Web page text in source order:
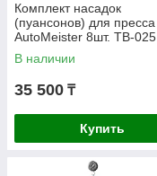
Комплект насадок
(пуансонов) для пресса
AutoMeister 8шт. TB-025
В наличии
35 500 ₸
Купить